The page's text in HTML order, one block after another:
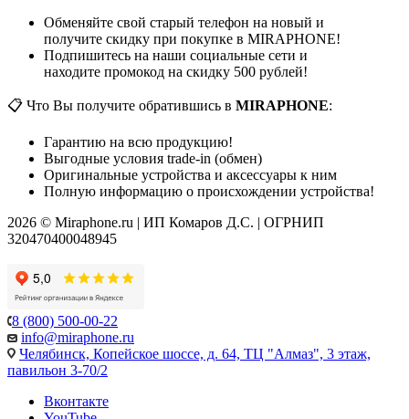
Обменяйте свой старый телефон на новый и
получите скидку при покупке в MIRAPHONE!
Подпишитесь на наши социальные сети и
находите промокод на скидку 500 рублей!
📋 Что Вы получите обратившись в MIRAPHONE:
Гарантию на всю продукцию!
Выгодные условия trade-in (обмен)
Оригинальные устройства и аксессуары к ним
Полную информацию о происхождении устройства!
2026 © Miraphone.ru | ИП Комаров Д.С. | ОГРНИП
320470400048945
8 (800) 500-00-22
info@miraphone.ru
Челябинск, Копейское шоссе, д. 64, ТЦ "Алмаз", 3 этаж,
павильон 3-70/2
Вконтакте